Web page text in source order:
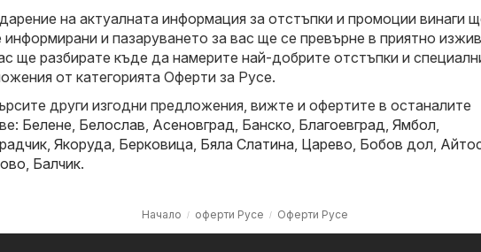
на актуалната информация за отстъпки и промоции винаги
информирани и пазаруването за вас ще се превърне в приятно
ще разбирате къде да намерите най-добрите отстъпки и
от категорията Оферти за Русе.
други изгодни предложения, вижте и офертите в останалите
Белене Белослав Асеновград Банско Благоевград Ямбол
Якоруда Берковица Бяла Слатина Царево Бобов дол
Балчик.
Начало оферти Русе Оферти Русе